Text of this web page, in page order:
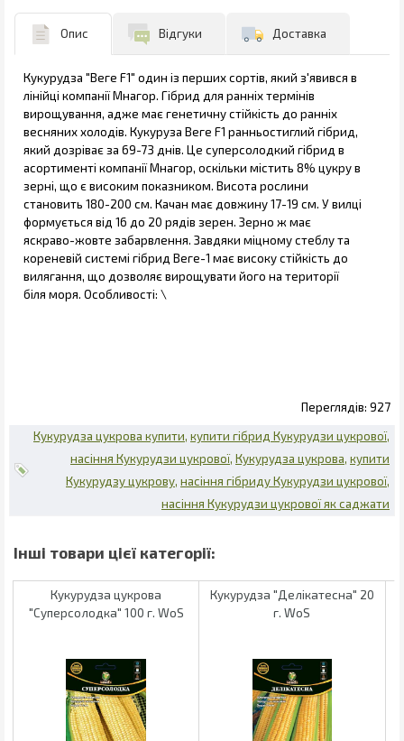
Опис Відгуки Доставка
Кукурудза "Веге F1" один із перших сортів, який з'явився в
лінійці компанії Мнагор. Гібрид для ранніх термінів
вирощування, адже має генетичну стійкість до ранніх
весняних холодів. Кукуруза Веге F1 ранньостиглий гібрид,
який дозріває за 69-73 днів. Це суперсолодкий гібрид в
асортименті компанії Мнагор, оскільки містить 8% цукру в
зерні, що є високим показником. Висота рослини
становить 180-200 см. Качан має довжину 17-19 см. У вилці
формується від 16 до 20 рядів зерен. Зерно ж має
яскраво-жовте забарвлення. Завдяки міцному стеблу та
кореневій системі гібрид Веге-1 має високу стійкість до
вилягання, що дозволяє вирощувати його на території
біля моря. Особливості: \
927
Кукурудза цукрова купити купити гібрид Кукурудзи цукрової
насіння Кукурудзи цукрової Кукурудза цукрова купити
Кукурудзу цукрову насіння гібриду Кукурудзи цукрової
насіння Кукурудзи цукрової як саджати
Кукурудза цукрова
"Суперсолодка" 100 г. WoS
Кукурудза "Делікатесна" 20
г. WoS